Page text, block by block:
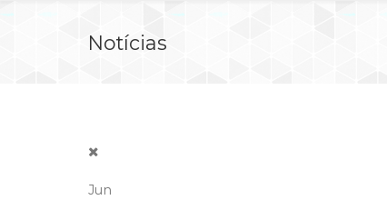
Notícias
Jun